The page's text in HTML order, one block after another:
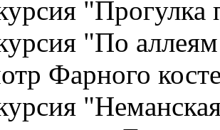
"Прогулка
"По аллеям
Фарного